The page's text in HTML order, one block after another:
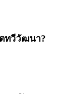
ทวีวัฒนา?